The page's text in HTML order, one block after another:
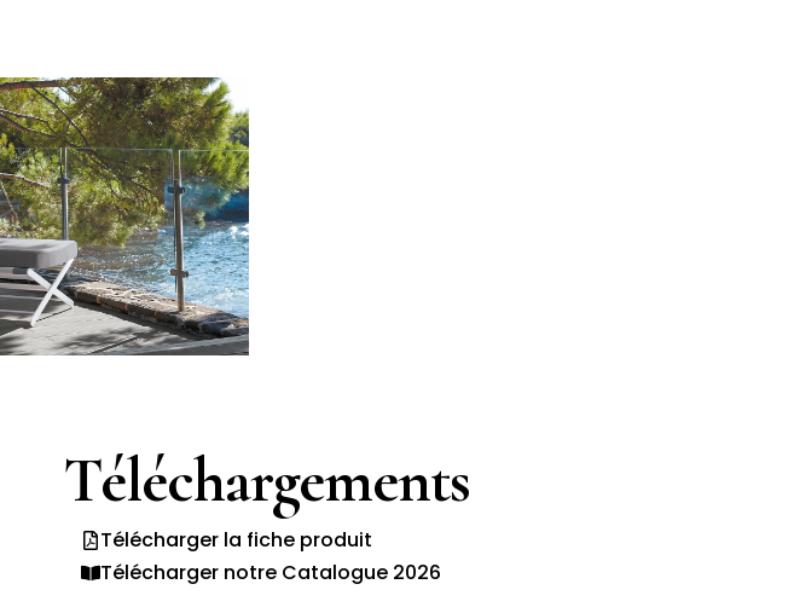
Téléchargements
Télécharger la fiche produit
Télécharger notre Catalogue 2026